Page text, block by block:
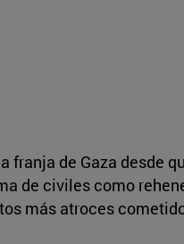
de Gaza desde
de civiles como
más atroces